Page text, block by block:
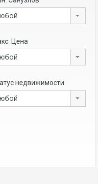
Цена
недвижимости